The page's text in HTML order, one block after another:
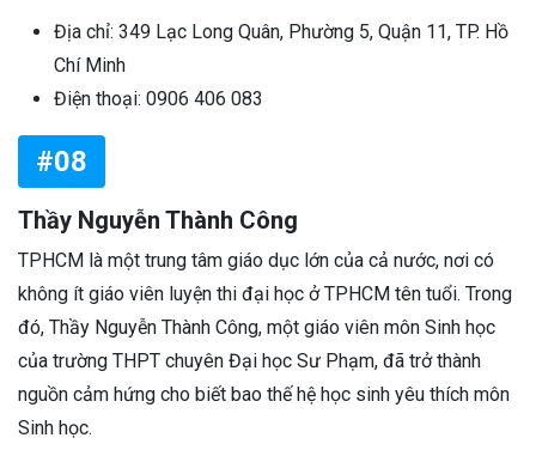
Địa chỉ: 349 Lạc Long Quân, Phường 5, Quận 11, TP. Hồ
Chí Minh
Điện thoại: 0906 406 083
#08
Thầy Nguyễn Thành Công
TPHCM là một trung tâm giáo dục lớn của cả nước, nơi có
không ít giáo viên luyện thi đại học ở TPHCM tên tuổi. Trong
đó, Thầy Nguyễn Thành Công, một giáo viên môn Sinh học
của trường THPT chuyên Đại học Sư Phạm, đã trở thành
nguồn cảm hứng cho biết bao thế hệ học sinh yêu thích môn
Sinh học.